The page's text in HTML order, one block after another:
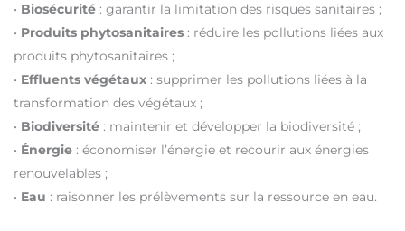
• Biosécurité : garantir la limitation des risques sanitaires ;
• Produits phytosanitaires : réduire les pollutions liées aux
produits phytosanitaires ;
• Effluents végétaux : supprimer les pollutions liées à la
transformation des végétaux ;
• Biodiversité : maintenir et développer la biodiversité ;
• Énergie : économiser l’énergie et recourir aux énergies
renouvelables ;
• Eau : raisonner les prélèvements sur la ressource en eau.